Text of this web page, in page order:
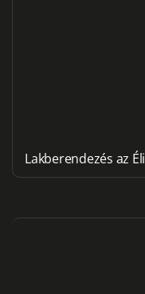
Lakberendezés az